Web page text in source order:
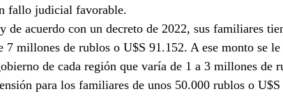
fallo judicial favorable.
de acuerdo con un decreto de 2022, sus familiares
7 millones de rublos o U$S 91.152. A ese monto se
de cada región que varía de 1 a 3 millones de
para los familiares de unos 50.000 rublos o